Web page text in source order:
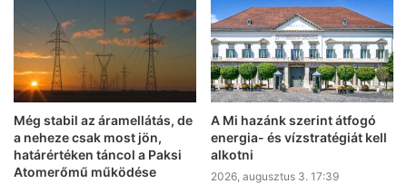
Még stabil az áramellátás, de
a neheze csak most jön,
határértéken táncol a Paksi
Atomerőmű működése
A Mi hazánk szerint átfogó
energia- és vízstratégiát kell
alkotni
2026, augusztus 3. 17:39